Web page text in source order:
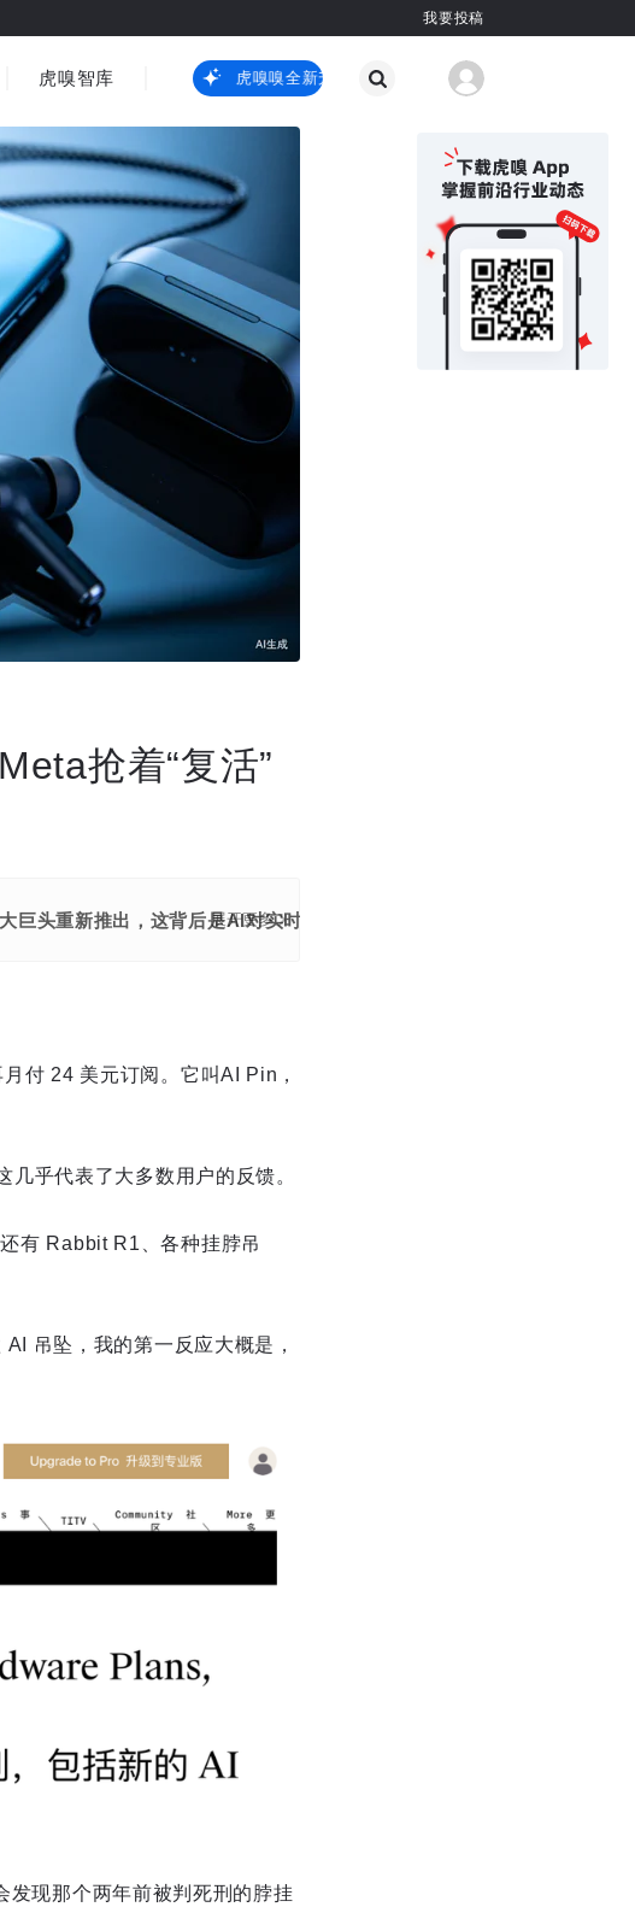
我要投稿
国际热点
其他
虎嗅智库 虎嗅嗅全新升级 虎嗅嗅全新升级
抢着“复活”
头重新推出，这背后是AI对实时感知入口的争夺。
展开更多
付 24 美元订阅。它叫AI Pin，
乎代表了大多数用户的反馈。
有 Rabbit R1、各种挂脖吊
吊坠，我的第一反应大概是，
发现那个两年前被判死刑的脖挂